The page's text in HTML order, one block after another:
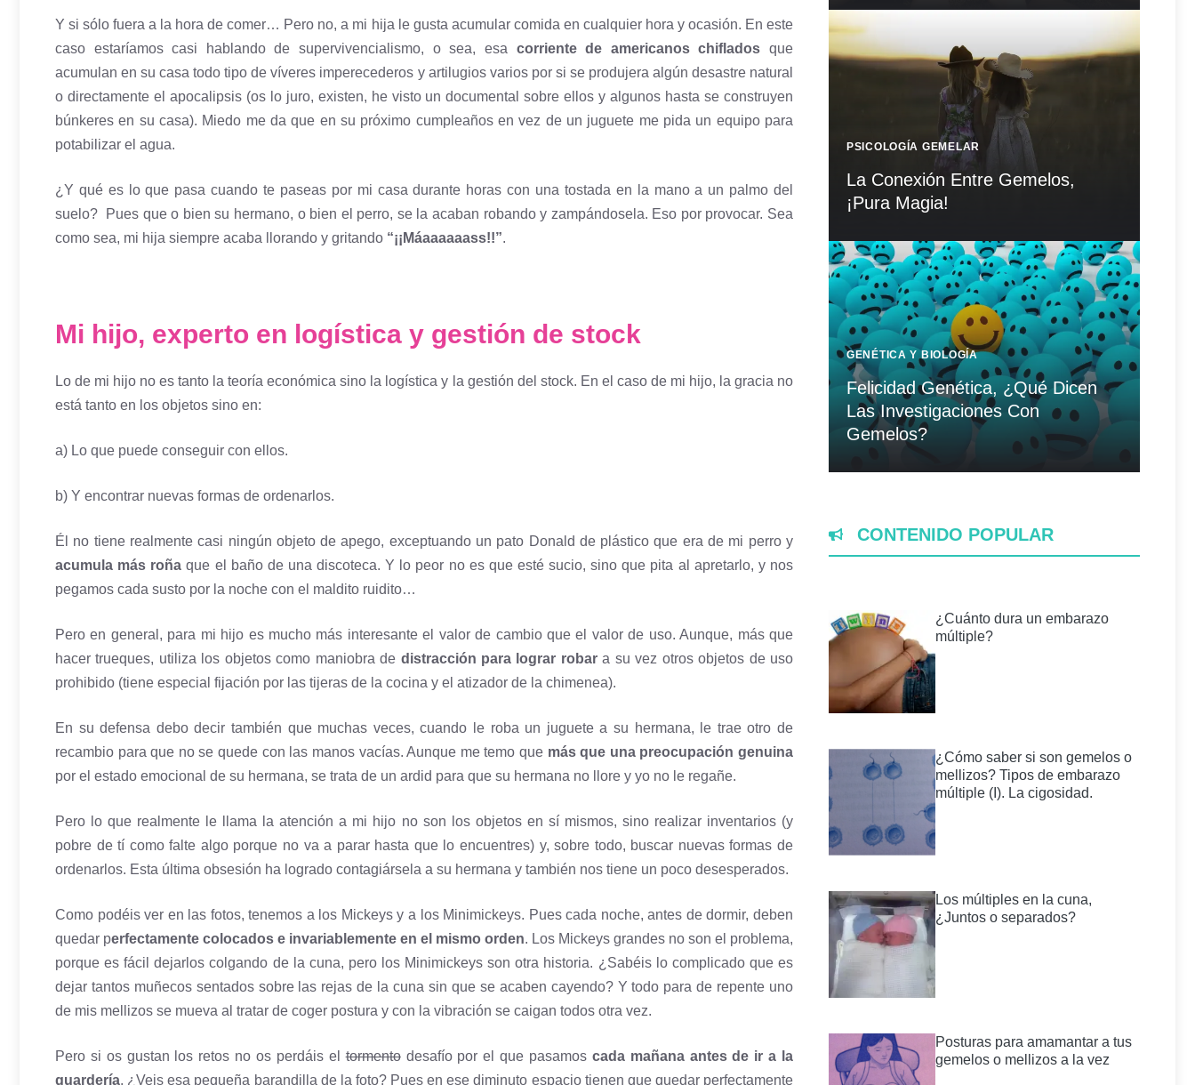
Y si sólo fuera a la hora de comer… Pero no, a mi hija le gusta acumular comida en cualquier hora y ocasión. En este
caso estaríamos casi hablando de supervivencialismo, o sea, esa corriente de americanos chiflados que
acumulan en su casa todo tipo de víveres imperecederos y artilugios varios por si se produjera algún desastre natural
o directamente el apocalipsis (os lo juro, existen, he visto un documental sobre ellos y algunos hasta se construyen
búnkeres en su casa). Miedo me da que en su próximo cumpleaños en vez de un juguete me pida un equipo para
potabilizar el agua.
¿Y qué es lo que pasa cuando te paseas por mi casa durante horas con una tostada en la mano a un palmo del
suelo? Pues que o bien su hermano, o bien el perro, se la acaban robando y zampándosela. Eso por provocar. Sea
como sea, mi hija siempre acaba llorando y gritando “¡¡Máaaaaaass!!”.
Mi hijo, experto en logística y gestión de stock
Lo de mi hijo no es tanto la teoría económica sino la logística y la gestión del stock. En el caso de mi hijo, la gracia no
está tanto en los objetos sino en:
a) Lo que puede conseguir con ellos.
b) Y encontrar nuevas formas de ordenarlos.
Él no tiene realmente casi ningún objeto de apego, exceptuando un pato Donald de plástico que era de mi perro y
acumula más roña que el baño de una discoteca. Y lo peor no es que esté sucio, sino que pita al apretarlo, y nos
pegamos cada susto por la noche con el maldito ruidito…
Pero en general, para mi hijo es mucho más interesante el valor de cambio que el valor de uso. Aunque, más que
hacer trueques, utiliza los objetos como maniobra de distracción para lograr robara su vez otros objetos de uso
prohibido (tiene especial fijación por las tijeras de la cocina y el atizador de la chimenea).
En su defensa debo decir también que muchas veces, cuando le roba un juguete a su hermana, le trae otro de
recambio para que no se quede con las manos vacías. Aunque me temo que más que una preocupación genuina
por el estado emocional de su hermana, se trata de un ardid para que su hermana no llore y yo no le regañe.
Pero lo que realmente le llama la atención a mi hijo no son los objetos en sí mismos, sino realizar inventarios (y
pobre de tí como falte algo porque no va a parar hasta que lo encuentres) y, sobre todo, buscar nuevas formas de
ordenarlos. Esta última obsesión ha logrado contagiársela a su hermana y también nos tiene un poco desesperados.
Como podéis ver en las fotos, tenemos a los Mickeys y a los Minimickeys. Pues cada noche, antes de dormir, deben
quedar perfectamente colocados e invariablemente en el mismo orden. Los Mickeys grandes no son el problema,
porque es fácil dejarlos colgando de la cuna, pero los Minimickeys son otra historia. ¿Sabéis lo complicado que es
dejar tantos muñecos sentados sobre las rejas de la cuna sin que se acaben cayendo? Y todo para de repente uno
de mis mellizos se mueva al tratar de coger postura y con la vibración se caigan todos otra vez.
Pero si os gustan los retos no os perdáis eltormentodesafío por el que pasamos cada mañana antes de ir a la
guardería. ¿Veis esa pequeña barandilla de la foto? Pues en ese diminuto espacio tienen que quedar perfectamente
PSICOLOGÍA GEMELAR
La Conexión Entre Gemelos,
¡Pura Magia!
GENÉTICA Y BIOLOGÍA
Felicidad Genética, ¿Qué Dicen
Las Investigaciones Con
Gemelos?
CONTENIDO POPULAR
¿Cuánto dura un embarazo
múltiple?
¿Cómo saber si son gemelos o
mellizos? Tipos de embarazo
múltiple (I). La cigosidad.
Los múltiples en la cuna,
¿Juntos o separados?
Posturas para amamantar a tus
gemelos o mellizos a la vez